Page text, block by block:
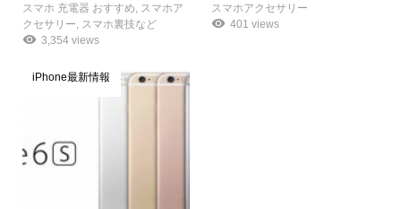
スマホ 充電器 おすすめ
スマホア
クセサリー
スマホ裏技など
3,354 views
スマホアクセサリー
401 views
iPhone最新情報